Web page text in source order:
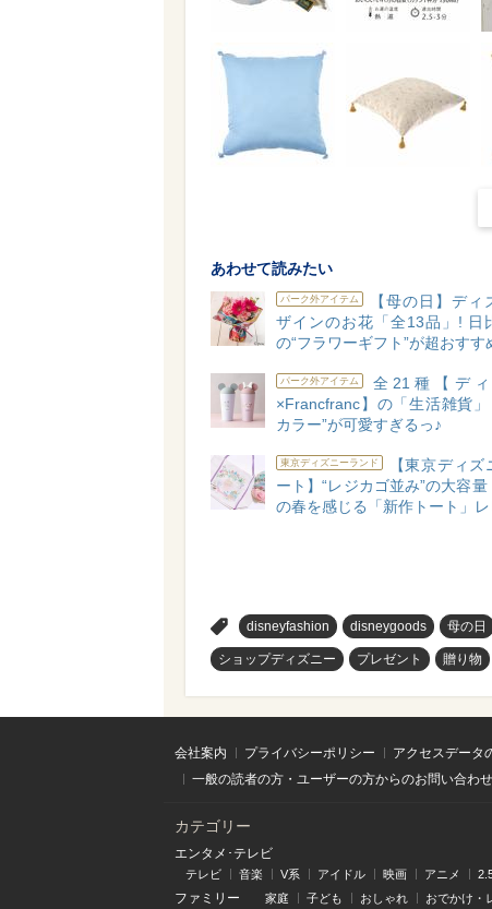
あわせて読みたい
パーク外アイテム
【母の日】ディ
ザインのお花「全13品」! 日
の“フラワーギフト”が超おすす
パーク外アイテム
全21種【デ
×Francfranc】の「生活雑貨」
カラー”が可愛すぎるっ♪
東京ディズニーランド
【東京ディズ
ート】“レジカゴ並み”の大容量
の春を感じる「新作トート」
disneyfashion disneygoods 母の日
ショップディズニー プレゼント 贈り物
会社案内 プライバシーポリシー アクセスデータ
一般の読者の方・ユーザーの方からのお問い合わせ
カテゴリー
エンタメ･テレビ
テレビ 音楽 V系 アイドル 映画 アニメ
ファミリー 家庭 子ども おしゃれ おでかけ・